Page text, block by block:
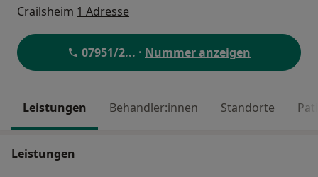
Crailsheim 1 Adresse
07951/2... · Nummer anzeigen
Leistungen Behandler:innen Standorte
Leistungen